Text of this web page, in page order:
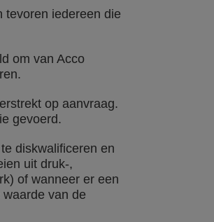
tevoren iedereen die
om van Acco
op aanvraag.
gevoerd.
diskwalificeren en
uit druk-,
of wanneer er een
van de